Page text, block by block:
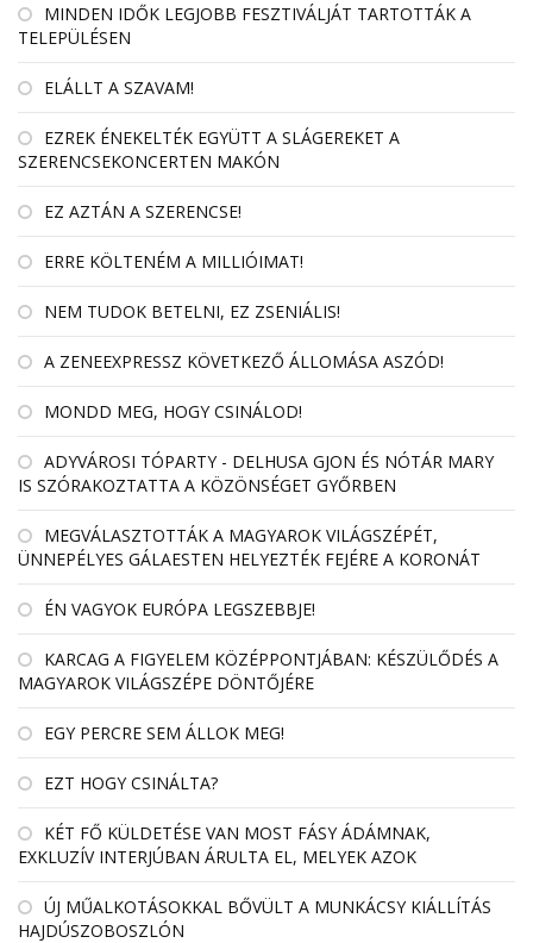
MINDEN IDŐK LEGJOBB FESZTIVÁLJÁT TARTOTTÁK A
TELEPÜLÉSEN
ELÁLLT A SZAVAM!
EZREK ÉNEKELTÉK EGYÜTT A SLÁGEREKET A
SZERENCSEKONCERTEN MAKÓN
EZ AZTÁN A SZERENCSE!
ERRE KÖLTENÉM A MILLIÓIMAT!
NEM TUDOK BETELNI, EZ ZSENIÁLIS!
A ZENEEXPRESSZ KÖVETKEZŐ ÁLLOMÁSA ASZÓD!
MONDD MEG, HOGY CSINÁLOD!
ADYVÁROSI TÓPARTY - DELHUSA GJON ÉS NÓTÁR MARY
IS SZÓRAKOZTATTA A KÖZÖNSÉGET GYŐRBEN
MEGVÁLASZTOTTÁK A MAGYAROK VILÁGSZÉPÉT,
ÜNNEPÉLYES GÁLAESTEN HELYEZTÉK FEJÉRE A KORONÁT
ÉN VAGYOK EURÓPA LEGSZEBBJE!
KARCAG A FIGYELEM KÖZÉPPONTJÁBAN: KÉSZÜLŐDÉS A
MAGYAROK VILÁGSZÉPE DÖNTŐJÉRE
EGY PERCRE SEM ÁLLOK MEG!
EZT HOGY CSINÁLTA?
KÉT FŐ KÜLDETÉSE VAN MOST FÁSY ÁDÁMNAK,
EXKLUZÍV INTERJÚBAN ÁRULTA EL, MELYEK AZOK
ÚJ MŰALKOTÁSOKKAL BŐVÜLT A MUNKÁCSY KIÁLLÍTÁS
HAJDÚSZOBOSZLÓN